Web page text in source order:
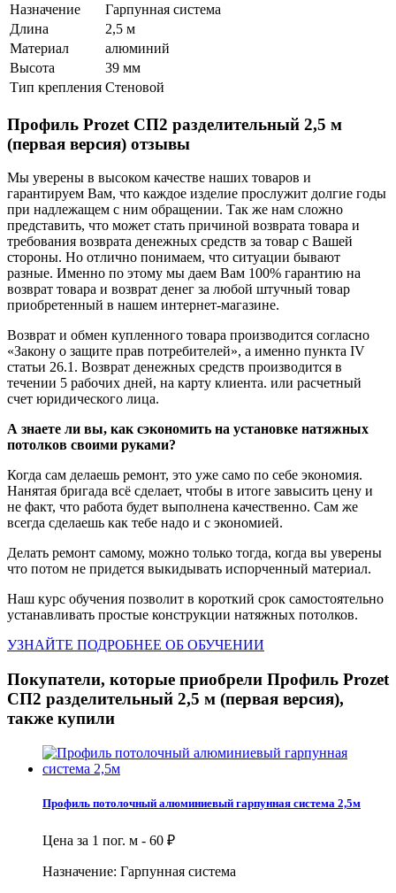
Назначение
Гарпунная система
Длина
2,5 м
Материал
алюминий
Высота
39 мм
Тип крепления Стеновой
Профиль Prozet СП2 разделительный 2,5 м
(первая версия) отзывы
Мы уверены в высоком качестве наших товаров и
гарантируем Вам, что каждое изделие прослужит долгие годы
при надлежащем с ним обращении. Так же нам сложно
представить, что может стать причиной возврата товара и
требования возврата денежных средств за товар с Вашей
стороны. Но отлично понимаем, что ситуации бывают
разные. Именно по этому мы даем Вам 100% гарантию на
возврат товара и возврат денег за любой штучный товар
приобретенный в нашем интернет-магазине.
Возврат и обмен купленного товара производится согласно
«Закону о защите прав потребителей», а именно пункта IV
статьи 26.1. Возврат денежных средств производится в
течении 5 рабочих дней, на карту клиента. или расчетный
счет юридического лица.
А знаете ли вы, как сэкономить на установке натяжных
потолков своими руками?
Когда сам делаешь ремонт, это уже само по себе экономия.
Нанятая бригада всё сделает, чтобы в итоге завысить цену и
не факт, что работа будет выполнена качественно. Сам же
всегда сделаешь как тебе надо и с экономией.
Делать ремонт самому, можно только тогда, когда вы уверены
что потом не придется выкидывать испорченный материал.
Наш курс обучения позволит в короткий срок самостоятельно
устанавливать простые конструкции натяжных потолков.
УЗНАЙТЕ ПОДРОБНЕЕ ОБ ОБУЧЕНИИ
Покупатели, которые приобрели Профиль Prozet
СП2 разделительный 2,5 м (первая версия),
также купили
Профиль потолочный алюминиевый гарпунная система 2,5м
Цена за 1 пог. м - 60 ₽
Назначение: Гарпунная система